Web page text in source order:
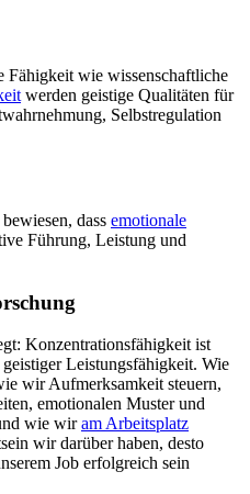
Fähigkeit wie wissenschaftliche
werden geistige Qualitäten für
Selbstregulation
dass emotionale
Führung, Leistung und
Konzentrationsfähigkeit ist
Leistungsfähigkeit. Wie
wir Aufmerksamkeit steuern,
emotionalen Muster und
wie wiram Arbeitsplatz
wir darüber haben, desto
Job erfolgreich sein